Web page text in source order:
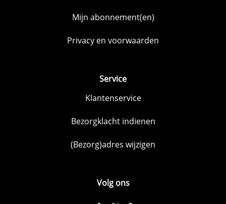
Mijn abonnement(en)
Privacy en voorwaarden
Service
Klantenservice
Bezorgklacht indienen
(Bezorg)adres wijzigen
Volg ons